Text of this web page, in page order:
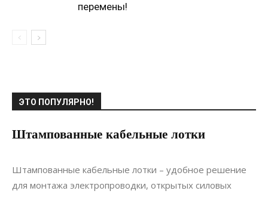
перемены!
ЭТО ПОПУЛЯРНО!
Штампованные кабельные лотки
22.03.2021
Штампованные кабельные лотки – удобное решение
для монтажа электропроводки, открытых силовых